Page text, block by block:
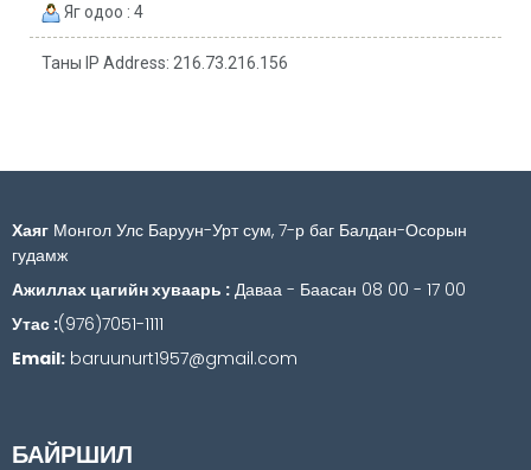
Яг одоо : 4
Таны IP Address: 216.73.216.156
Хаяг Монгол Улс Баруун-Урт сум, 7-р баг Балдан-Осорын
гудамж
Ажиллах цагийн хуваарь : Даваа - Баасан 08 00 - 17 00
Утас :(976)7051-1111
Email: baruunurt1957@gmail.com
БАЙРШИЛ